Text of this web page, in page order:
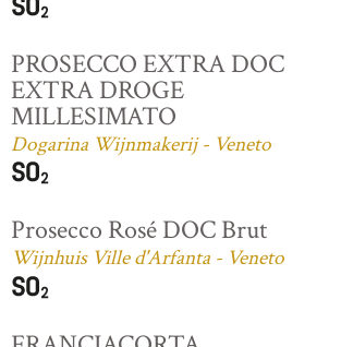
PROSECCO EXTRA DOC
EXTRA DROGE
MILLESIMATO
Dogarina Wijnmakerij - Veneto
Prosecco Rosé DOC Brut
Wijnhuis Ville d'Arfanta - Veneto